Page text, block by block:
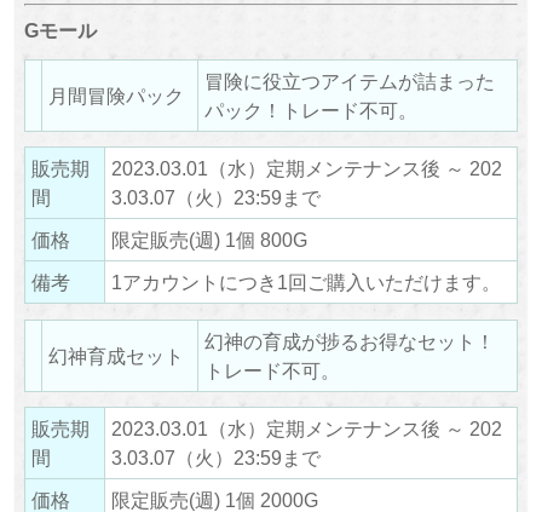
Gモール
月間冒険パック
冒険に役立つアイテムが詰まった
パック！トレード不可。
販売期
間
2023.03.01（水）定期メンテナンス後 ～ 202
3.03.07（火）23:59まで
価格
限定販売(週) 1個 800G
備考
1アカウントにつき1回ご購入いただけます。
幻神育成セット
幻神の育成が捗るお得なセット！
トレード不可。
販売期
間
2023.03.01（水）定期メンテナンス後 ～ 202
3.03.07（火）23:59まで
価格
限定販売(週) 1個 2000G